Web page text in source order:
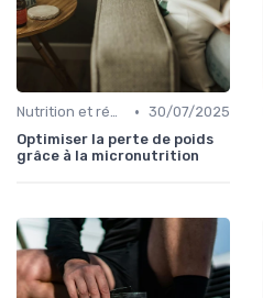
Nutrition et régime alimentaire • 30/07/2025
Optimiser la perte de poids
grâce à la micronutrition